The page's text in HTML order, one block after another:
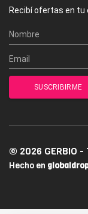
Recibí ofertas en tu
© 2026 GERBIO
Hecho en